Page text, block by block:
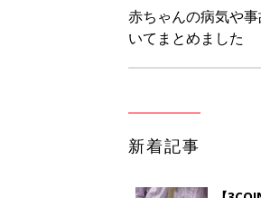
赤ちゃんの病気や
いてまとめました
新着記事